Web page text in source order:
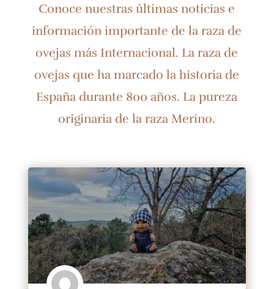
Conoce nuestras últimas noticias e
información importante de la raza de
ovejas más Internacional. La raza de
ovejas que ha marcado la historia de
España durante 800 años. La pureza
originaria de la raza Merino.